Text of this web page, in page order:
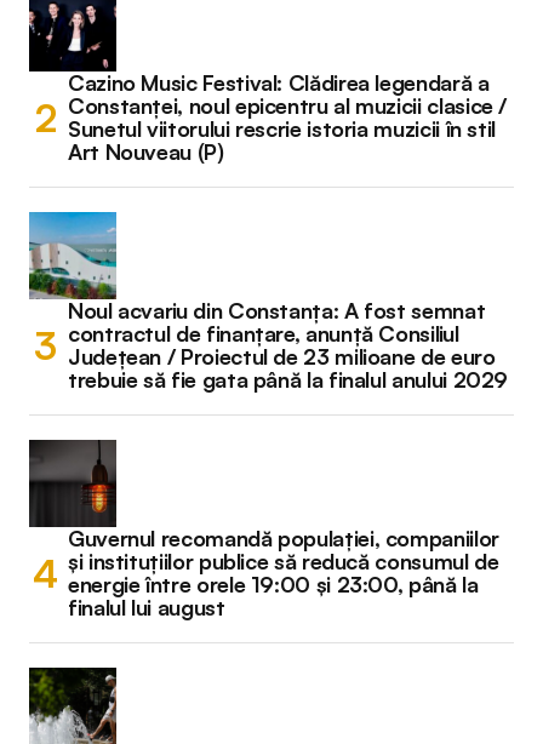
Cazino Music Festival: Clădirea legendară a
Constanței, noul epicentru al muzicii clasice /
Sunetul viitorului rescrie istoria muzicii în stil
Art Nouveau (P)
Noul acvariu din Constanța: A fost semnat
contractul de finanțare, anunță Consiliul
Județean / Proiectul de 23 milioane de euro
trebuie să fie gata până la finalul anului 2029
Guvernul recomandă populației, companiilor
și instituțiilor publice să reducă consumul de
energie între orele 19:00 și 23:00, până la
finalul lui august